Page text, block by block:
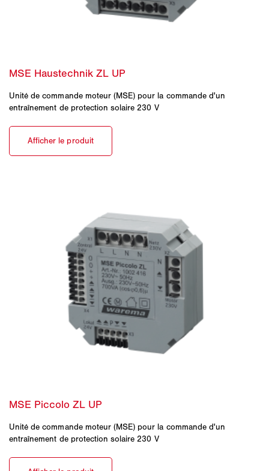
Unité de commande moteur (MSE) pour la commande d'un
entraînement de protection solaire 230 V
Unité de commande moteur (MSE) pour la commande d'un
entraînement de protection solaire 230 V